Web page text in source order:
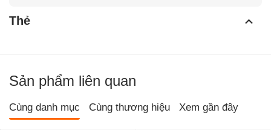
Thẻ
Sản phẩm liên quan
Cùng danh mục Cùng thương hiệu Xem gần đây